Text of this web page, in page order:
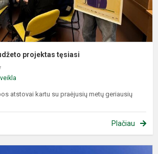
projektas tęsiasi
atstovai kartu su praėjusių metų geriausių
Plačiau